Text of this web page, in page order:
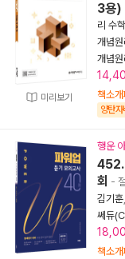
미리보기
3용)
리 수
개념
개념원
책소
양탄자
행운
452.
회 -
김기훈
쎄듀
책소